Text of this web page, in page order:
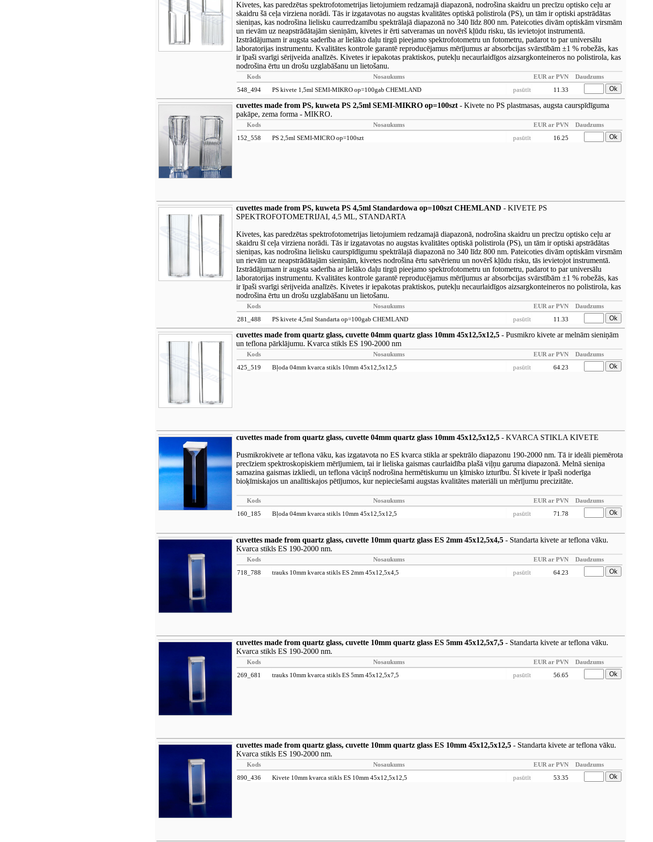
Kivetes, kas paredzētas spektrofotometrijas lietojumiem redzamajā diapazonā, nodrošina skaidru un precīzu optisko ceļu ar
skaidru šā ceļa virziena norādi. Tās ir izgatavotas no augstas kvalitātes optiskā polistirola (PS), un tām ir optiski apstrādātas
sieniņas, kas nodrošina lielisku caurredzamību spektrālajā diapazonā no 340 līdz 800 nm. Pateicoties divām optiskām virsmām
un rievām uz neapstrādātajām sieniņām, kivetes ir ērti satveramas un novērš kļūdu risku, tās ievietojot instrumentā.
Izstrādājumam ir augsta saderība ar lielāko daļu tirgū pieejamo spektrofotometru un fotometru, padarot to par universālu
laboratorijas instrumentu. Kvalitātes kontrole garantē reproducējamus mērījumus ar absorbcijas svārstībām ±1 % robežās, kas
ir īpaši svarīgi sērijveida analīzēs. Kivetes ir iepakotas praktiskos, putekļu necaurlaidīgos aizsargkonteineros no polistirola, kas
nodrošina ērtu un drošu uzglabāšanu un lietošanu.
Kods Nosaukums EUR ar PVN
Daudzums
548_494
PS kivete 1,5ml SEMI-MIKRO op=100gab CHEMLAND pasūtīt 11.33 Ok
cuvettes made from PS, kuweta PS 2,5ml SEMI-MIKRO op=100szt - Kivete no PS plastmasas, augsta caurspīdīguma
pakāpe, zema forma - MIKRO.
Kods Nosaukums EUR ar PVN
Daudzums
152_558
PS 2,5ml SEMI-MICRO op=100szt pasūtīt 16.25 Ok
cuvettes made from PS, kuweta PS 4,5ml Standardowa op=100szt CHEMLAND - KIVETE PS
SPEKTROFOTOMETRIJAI, 4,5 ML, STANDARTA
Kivetes, kas paredzētas spektrofotometrijas lietojumiem redzamajā diapazonā, nodrošina skaidru un precīzu optisko ceļu ar
skaidru šī ceļa virziena norādi. Tās ir izgatavotas no augstas kvalitātes optiskā polistirola (PS), un tām ir optiski apstrādātas
sieniņas, kas nodrošina lielisku caurspīdīgumu spektrālajā diapazonā no 340 līdz 800 nm. Pateicoties divām optiskām virsmām
un rievām uz neapstrādātajām sieniņām, kivetes nodrošina ērtu satvērienu un novērš kļūdu risku, tās ievietojot instrumentā.
Izstrādājumam ir augsta saderība ar lielāko daļu tirgū pieejamo spektrofotometru un fotometru, padarot to par universālu
laboratorijas instrumentu. Kvalitātes kontrole garantē reproducējamus mērījumus ar absorbcijas svārstībām ±1 % robežās, kas
ir īpaši svarīgi sērijveida analīzēs. Kivetes ir iepakotas praktiskos, putekļu necaurlaidīgos aizsargkonteineros no polistirola, kas
nodrošina ērtu un drošu uzglabāšanu un lietošanu.
Kods Nosaukums EUR ar PVN
Daudzums
281_488
PS kivete 4,5ml Standarta op=100gab CHEMLAND pasūtīt 11.33 Ok
cuvettes made from quartz glass, cuvette 04mm quartz glass 10mm 45x12,5x12,5 - Pusmikro kivete ar melnām sieniņām
un teflona pārklājumu. Kvarca stikls ES 190-2000 nm
Kods Nosaukums EUR ar PVN
Daudzums
425_519
Bļoda 04mm kvarca stikls 10mm 45x12,5x12,5 pasūtīt 64.23 Ok
cuvettes made from quartz glass, cuvette 04mm quartz glass 10mm 45x12,5x12,5 - KVARCA STIKLA KIVETE
Pusmikrokivete ar teflona vāku, kas izgatavota no ES kvarca stikla ar spektrālo diapazonu 190-2000 nm. Tā ir ideāli piemērota
precīziem spektroskopiskiem mērījumiem, tai ir lieliska gaismas caurlaidība plašā viļņu garuma diapazonā. Melnā sieniņa
samazina gaismas izkliedi, un teflona vāciņš nodrošina hermētiskumu un ķīmisko izturību. Šī kivete ir īpaši noderīga
bioķīmiskajos un analītiskajos pētījumos, kur nepieciešami augstas kvalitātes materiāli un mērījumu precizitāte.
Kods Nosaukums EUR ar PVN
Daudzums
160_185
Bļoda 04mm kvarca stikls 10mm 45x12,5x12,5 pasūtīt 71.78 Ok
cuvettes made from quartz glass, cuvette 10mm quartz glass ES 2mm 45x12,5x4,5 - Standarta kivete ar teflona vāku.
Kvarca stikls ES 190-2000 nm.
Kods Nosaukums EUR ar PVN
Daudzums
718_788
trauks 10mm kvarca stikls ES 2mm 45x12,5x4,5 pasūtīt 64.23 Ok
cuvettes made from quartz glass, cuvette 10mm quartz glass ES 5mm 45x12,5x7,5 - Standarta kivete ar teflona vāku.
Kvarca stikls ES 190-2000 nm.
Kods Nosaukums EUR ar PVN
Daudzums
269_681
trauks 10mm kvarca stikls ES 5mm 45x12,5x7,5 pasūtīt 56.65 Ok
cuvettes made from quartz glass, cuvette 10mm quartz glass ES 10mm 45x12,5x12,5 - Standarta kivete ar teflona vāku.
Kvarca stikls ES 190-2000 nm.
Kods Nosaukums EUR ar PVN
Daudzums
890_436
Kivete 10mm kvarca stikls ES 10mm 45x12,5x12,5 pasūtīt 53.35 Ok